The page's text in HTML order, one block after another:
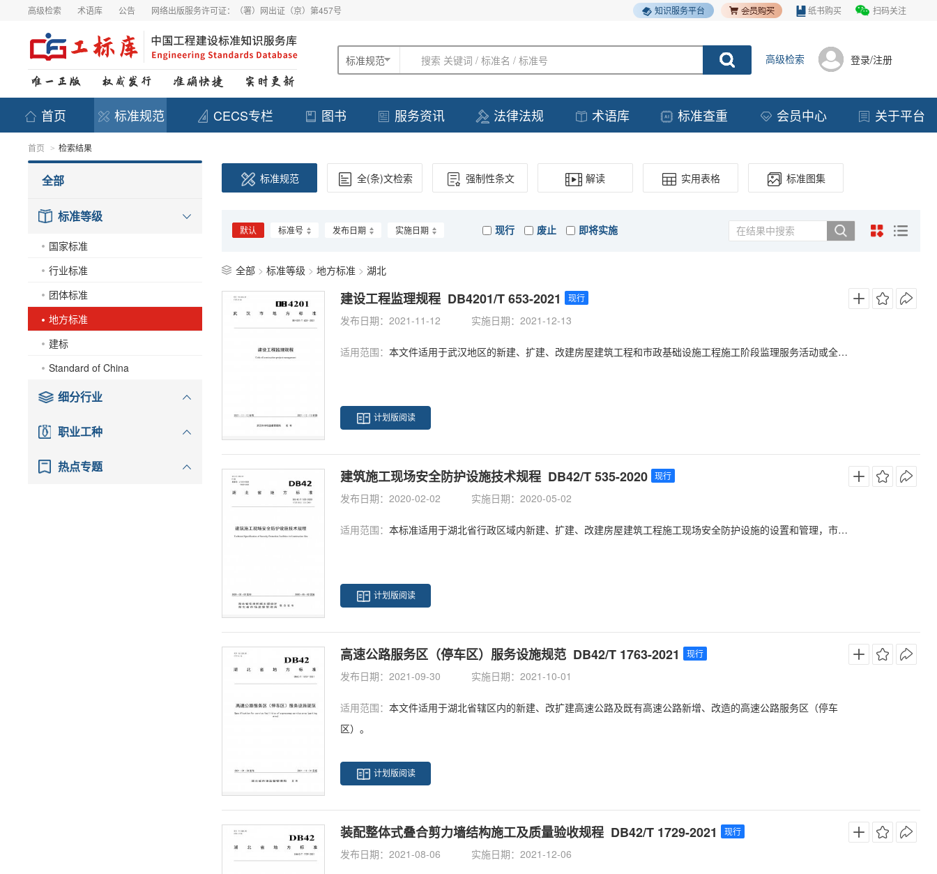
高级检索 术语库 公告 网络出版服务许可证：（署）网出证（京）第457号 知识服务平台 纸书购买 扫码关注
标准规范 搜索 关键词 / 标准名 / 标准号 高级检索 登录/注册
首页 标准规范 CECS专栏 图书 服务资讯 法律法规 术语库 标准查重 会员中心 关于平台
首页 > 检索结果
全部
标准等级
国家标准
行业标准
团体标准
地方标准
建标
Standard of China
细分行业
职业工种
热点专题
标准规范 全(条)文检索 强制性条文 解读 实用表格 标准图集
默认 标准号 发布日期 实施日期 现行 废止 即将实施
全部 > 标准等级 > 地方标准 > 湖北
建设工程监理规程 DB4201/T 653-2021 现行
发布日期：2021-11-12 实施日期：2021-12-13
适用范围： 本文件适用于武汉地区的新建、扩建、改建房屋建筑工程和市政基础设施工程施工阶段监理服务活动或全过程工程咨询的工程监理服务活动。
计划版阅读
建筑施工现场安全防护设施技术规程 DB42/T 535-2020 现行
发布日期：2020-02-02 实施日期：2020-05-02
适用范围： 本标准适用于湖北省行政区域内新建、扩建、改建房屋建筑工程施工现场安全防护设施的设置和管理，市政基础设施工程施工可以参照执行，不适用于抢险救灾工程、农民自建房屋以及房屋维修的施工。
计划版阅读
高速公路服务区（停车区）服务设施规范 DB42/T 1763-2021 现行
发布日期：2021-09-30 实施日期：2021-10-01
适用范围： 本文件适用于湖北省辖区内的新建、改扩建高速公路及既有高速公路新增、改造的高速公路服务区（停车
区）。
计划版阅读
装配整体式叠合剪力墙结构施工及质量验收规程 DB42/T 1729-2021 现行
发布日期：2021-08-06 实施日期：2021-12-06